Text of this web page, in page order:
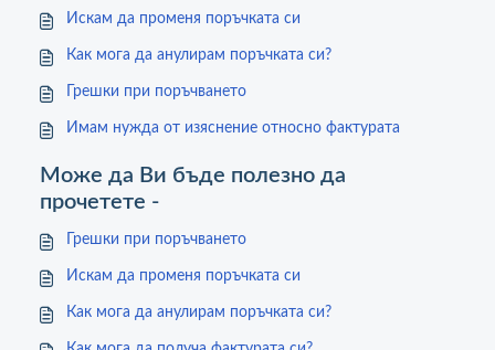
Искам да променя поръчката си
Как мога да анулирам поръчката си?
Грешки при поръчването
Имам нужда от изяснение относно фактурата
Може да Ви бъде полезно да
прочетете -
Грешки при поръчването
Искам да променя поръчката си
Как мога да анулирам поръчката си?